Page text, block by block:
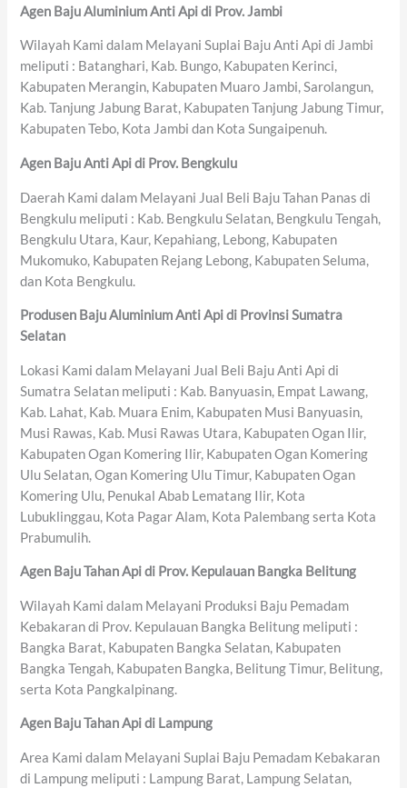
Agen Baju Aluminium Anti Api di Prov. Jambi
Wilayah Kami dalam Melayani Suplai Baju Anti Api di Jambi
meliputi : Batanghari, Kab. Bungo, Kabupaten Kerinci,
Kabupaten Merangin, Kabupaten Muaro Jambi, Sarolangun,
Kab. Tanjung Jabung Barat, Kabupaten Tanjung Jabung Timur,
Kabupaten Tebo, Kota Jambi dan Kota Sungaipenuh.
Agen Baju Anti Api di Prov. Bengkulu
Daerah Kami dalam Melayani Jual Beli Baju Tahan Panas di
Bengkulu meliputi : Kab. Bengkulu Selatan, Bengkulu Tengah,
Bengkulu Utara, Kaur, Kepahiang, Lebong, Kabupaten
Mukomuko, Kabupaten Rejang Lebong, Kabupaten Seluma,
dan Kota Bengkulu.
Produsen Baju Aluminium Anti Api di Provinsi Sumatra
Selatan
Lokasi Kami dalam Melayani Jual Beli Baju Anti Api di
Sumatra Selatan meliputi : Kab. Banyuasin, Empat Lawang,
Kab. Lahat, Kab. Muara Enim, Kabupaten Musi Banyuasin,
Musi Rawas, Kab. Musi Rawas Utara, Kabupaten Ogan Ilir,
Kabupaten Ogan Komering Ilir, Kabupaten Ogan Komering
Ulu Selatan, Ogan Komering Ulu Timur, Kabupaten Ogan
Komering Ulu, Penukal Abab Lematang Ilir, Kota
Lubuklinggau, Kota Pagar Alam, Kota Palembang serta Kota
Prabumulih.
Agen Baju Tahan Api di Prov. Kepulauan Bangka Belitung
Wilayah Kami dalam Melayani Produksi Baju Pemadam
Kebakaran di Prov. Kepulauan Bangka Belitung meliputi :
Bangka Barat, Kabupaten Bangka Selatan, Kabupaten
Bangka Tengah, Kabupaten Bangka, Belitung Timur, Belitung,
serta Kota Pangkalpinang.
Agen Baju Tahan Api di Lampung
Area Kami dalam Melayani Suplai Baju Pemadam Kebakaran
di Lampung meliputi : Lampung Barat, Lampung Selatan,